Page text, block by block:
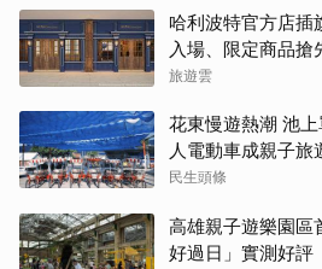
哈利波特官方店
入場、限定商品搶
旅遊雲
花東慢遊熱潮 池
人電動車成親子旅
民生頭條
高雄親子遊樂園區
好過日」實測好評